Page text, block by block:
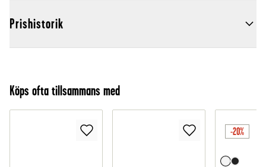
Prishistorik
Köps ofta tillsammans med
-20%